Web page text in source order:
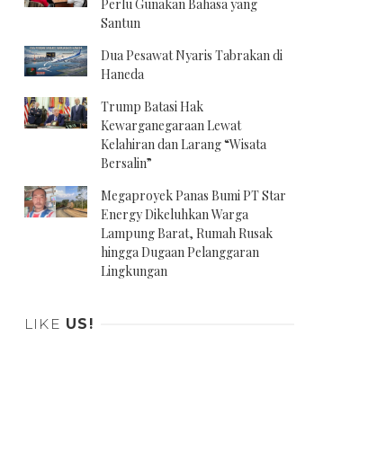
Perlu Gunakan Bahasa yang
Santun
Dua Pesawat Nyaris Tabrakan di
Haneda
Trump Batasi Hak
Kewarganegaraan Lewat
Kelahiran dan Larang “Wisata
Bersalin”
Megaproyek Panas Bumi PT Star
Energy Dikeluhkan Warga
Lampung Barat, Rumah Rusak
hingga Dugaan Pelanggaran
Lingkungan
LIKE US!